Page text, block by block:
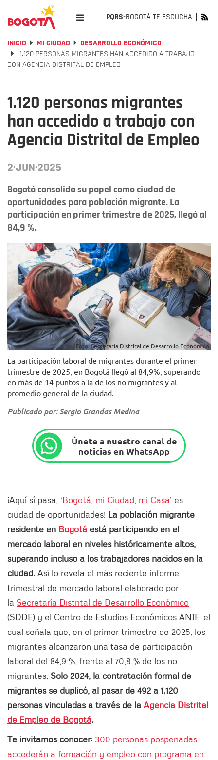
PQRS-BOGOTÁ TE ESCUCHA
INICIO MI CIUDAD
DESARROLLO ECONÓMICO
1.120 PERSONAS MIGRANTES HAN ACCEDIDO A TRABAJO
CON AGENCIA DISTRITAL DE EMPLEO
1.120 personas migrantes
han accedido a trabajo con
Agencia Distrital de Empleo
2·JUN·2025
Bogotá consolida su papel como ciudad de
oportunidades para población migrante. La
participación en primer trimestre de 2025, llegó al
84,9 %.
Foto: Secretaría Distrital de Desarrollo Económico.
La participación laboral de migrantes durante el primer
trimestre de 2025, en Bogotá llegó al 84,9%, superando
en más de 14 puntos a la de los no migrantes y al
promedio general de la ciudad.
Publicado por: Sergio Grandas Medina
Únete a nuestro canal de
noticias en WhatsApp
¡Aquí sí pasa, ‘Bogotá, mi Ciudad, mi Casa’ es
ciudad de oportunidades! La población migrante
residente en Bogotá está participando en el
mercado laboral en niveles históricamente altos,
superando incluso a los trabajadores nacidos en la
ciudad. Así lo revela el más reciente informe
trimestral de mercado laboral elaborado por
la Secretaría Distrital de Desarrollo Económico
(SDDE) y el Centro de Estudios Económicos ANIF, el
cual señala que, en el primer trimestre de 2025, los
migrantes alcanzaron una tasa de participación
laboral del 84,9 %, frente al 70,8 % de los no
migrantes. Solo 2024, la contratación formal de
migrantes se duplicó, al pasar de 492 a 1.120
personas vinculadas a través de la Agencia Distrital
de Empleo de Bogotá.
Te invitamos conocer: 300 personas pospenadas
accederán a formación y empleo con programa en